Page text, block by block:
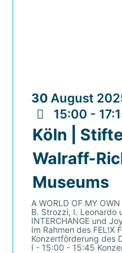
30 August
15:00 -
Köln |
Walraff-
Museums
A WORLD OF MY
B. Strozzi, I. Leonardo
INTERCHANGE und
Im Rahmen des FEL!X
Konzertförderung des
I - 15:00 - 15:45